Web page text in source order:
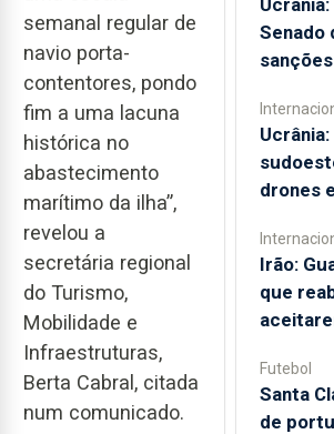
semanal regular de
navio porta-
contentores, pondo
fim a uma lacuna
histórica no
abastecimento
marítimo da ilha”,
revelou a
secretária regional
do Turismo,
Mobilidade e
Infraestruturas,
Berta Cabral, citada
num comunicado.
Senado
drones
Irão:
que
Futebol
Santa
de